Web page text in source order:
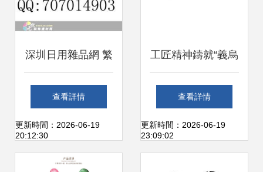
深圳日用雜品網 繁
華都市中的生活必
需品全景解析
查看詳情
更新時間：2026-06-19
20:12:30
工匠精神鑄就“義烏
制造”典范 浩冬日
用品廠深耕日用雜
查看詳情
更新時間：2026-06-19
23:09:02